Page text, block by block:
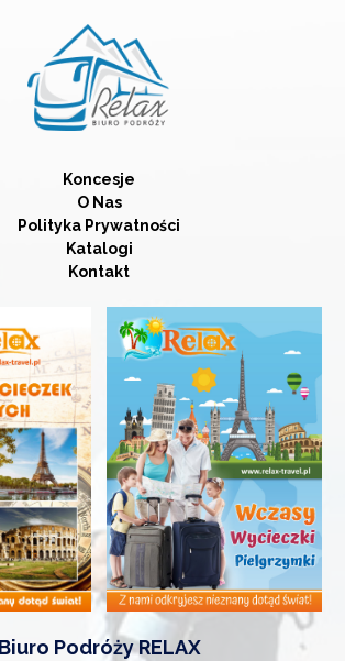
Biuro Podróży RELAX
Koncesje
O Nas
Polityka Prywatności
Katalogi
Kontakt